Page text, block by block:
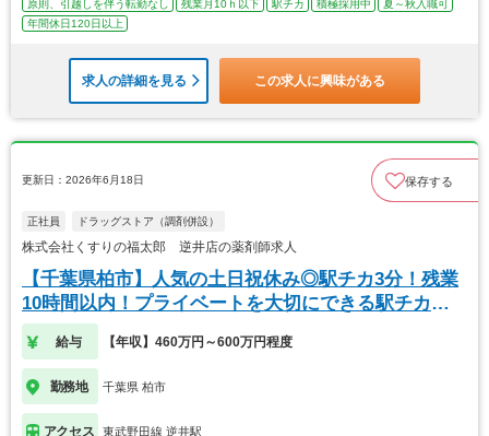
原則、引越しを伴う転勤なし
残業月10ｈ以下 駅チカ 積極採用中
夏～秋入職可
年間休日120日以上
求人の詳細を見る この求人に興味がある
更新日：2026年6月18日 保存する
正社員 ドラッグストア（調剤併設）
株式会社くすりの福太郎 逆井店の薬剤師求人
【千葉県柏市】人気の土日祝休み◎駅チカ3分！残業
10時間以内！プライベートを大切にできる駅チカ薬
局
給与 【年収】460万円～600万円程度
勤務地 千葉県 柏市
アクセス 東武野田線 逆井駅